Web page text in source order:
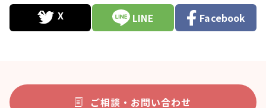
LINE Facebook
ご相談・お問い合わせ